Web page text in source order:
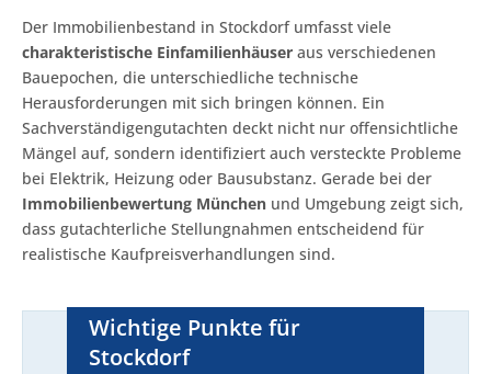
Der Immobilienbestand in Stockdorf umfasst viele
charakteristische Einfamilienhäuser aus verschiedenen
Bauepochen, die unterschiedliche technische
Herausforderungen mit sich bringen können. Ein
Sachverständigengutachten deckt nicht nur offensichtliche
Mängel auf, sondern identifiziert auch versteckte Probleme
bei Elektrik, Heizung oder Bausubstanz. Gerade bei der
Immobilienbewertung München und Umgebung zeigt sich,
dass gutachterliche Stellungnahmen entscheidend für
realistische Kaufpreisverhandlungen sind.
Wichtige Punkte für
Stockdorf